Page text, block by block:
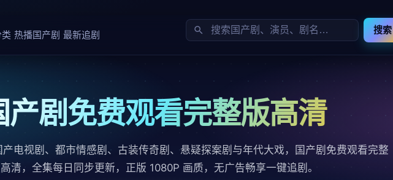
热播国产剧 最新追剧 搜索
产剧免费观看完整版高清
电视剧、都市情感剧、古装传奇剧、悬疑探案剧与年代大戏，国产剧免费观看完整
清，全集每日同步更新，正版 1080P 画质，无广告畅享一键追剧。